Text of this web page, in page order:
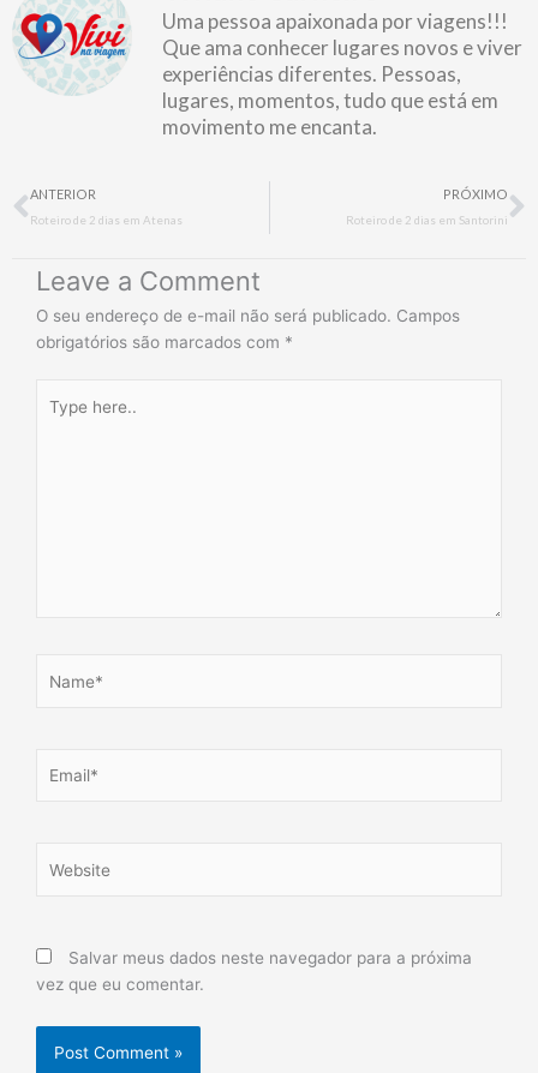
Uma pessoa apaixonada por viagens!!!
Que ama conhecer lugares novos e viver
experiências diferentes. Pessoas,
lugares, momentos, tudo que está em
movimento me encanta.
Prev
ANTERIOR
Roteiro de 2 dias em Atenas
PRÓXIMO
Roteiro de 2 dias em Santorini
Leave a Comment
O seu endereço de e-mail não será publicado. Campos
obrigatórios são marcados com *
here..
Salvar meus dados neste navegador para a próxima
vez que eu comentar.